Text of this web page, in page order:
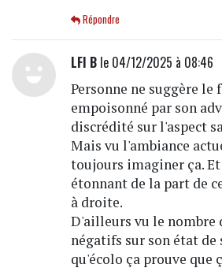
Répondre
LFI Ble 04/12/2025 à 08:46
Personne ne suggère
empoisonné par son
discrédité sur l'aspect
Mais vu l'ambiance
toujours imaginer ça.
étonnant de la part de
à droite.
D'ailleurs vu le nombre
négatifs sur son état de
qu'écolo ça prouve que